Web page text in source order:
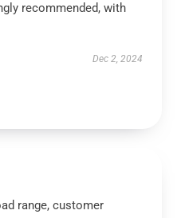
recommended, with
Dec 2, 2024
range, customer